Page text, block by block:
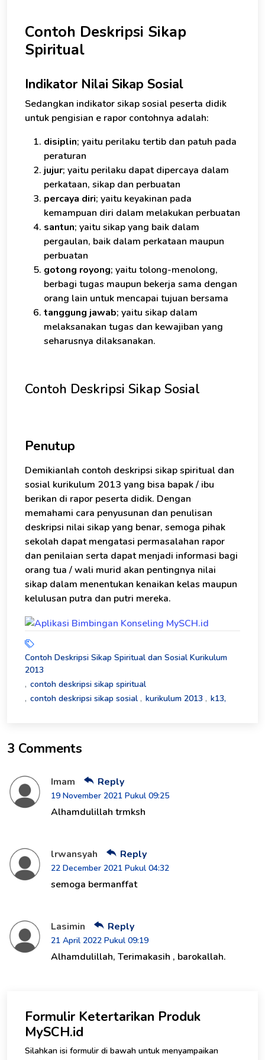
Contoh Deskripsi Sikap
Spiritual
Indikator Nilai Sikap Sosial
Sedangkan indikator sikap sosial peserta didik
untuk pengisian e rapor contohnya adalah:
disiplin; yaitu perilaku tertib dan patuh pada
peraturan
jujur; yaitu perilaku dapat dipercaya dalam
perkataan, sikap dan perbuatan
percaya diri; yaitu keyakinan pada
kemampuan diri dalam melakukan perbuatan
santun; yaitu sikap yang baik dalam
pergaulan, baik dalam perkataan maupun
perbuatan
gotong royong; yaitu tolong-menolong,
berbagi tugas maupun bekerja sama dengan
orang lain untuk mencapai tujuan bersama
tanggung jawab; yaitu sikap dalam
melaksanakan tugas dan kewajiban yang
seharusnya dilaksanakan.
Contoh Deskripsi Sikap Sosial
Penutup
Demikianlah contoh deskripsi sikap spiritual dan
sosial kurikulum 2013 yang bisa bapak / ibu
berikan di rapor peserta didik. Dengan
memahami cara penyusunan dan penulisan
deskripsi nilai sikap yang benar, semoga pihak
sekolah dapat mengatasi permasalahan rapor
dan penilaian serta dapat menjadi informasi bagi
orang tua / wali murid akan pentingnya nilai
sikap dalam menentukan kenaikan kelas maupun
kelulusan putra dan putri mereka.
Contoh Deskripsi Sikap Spiritual dan Sosial Kurikulum
2013
contoh deskripsi sikap spiritual
contoh deskripsi sikap sosial
kurikulum 2013 k13,
3 Comments
Imam Reply
19 November 2021 Pukul 09:25
Alhamdulillah trmksh
lrwansyah Reply
22 December 2021 Pukul 04:32
semoga bermanffat
Lasimin Reply
21 April 2022 Pukul 09:19
Alhamdulillah, Terimakasih , barokallah.
Formulir Ketertarikan Produk
MySCH.id
Silahkan isi formulir di bawah untuk menyampaikan